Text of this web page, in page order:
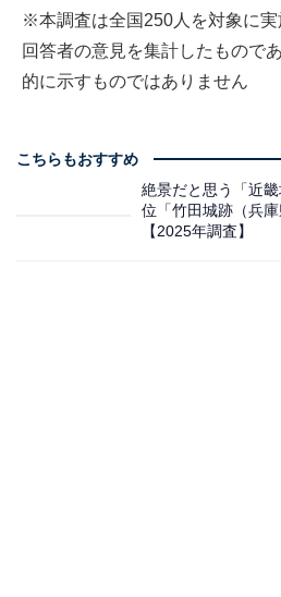
※本調査は全国250人を対象に
回答者の意見を集計したもので
的に示すものではありません
こちらもおすすめ
絶景だと思う「近
位「竹田城跡（兵
【2025年調査】